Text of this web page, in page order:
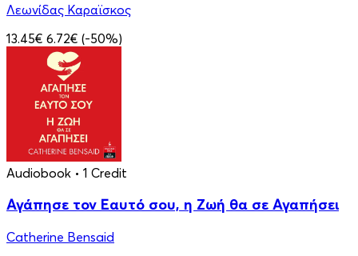
Λεωνίδας Καραϊσκος
13.45€ 6.72€ (-50%)
Audiobook • 1 Credit
Αγάπησε τον Εαυτό σου, η Ζωή θα σε Αγαπήσει
Catherine Bensaid